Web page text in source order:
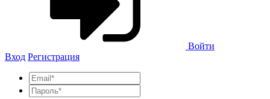
Войти
Вход Регистрация